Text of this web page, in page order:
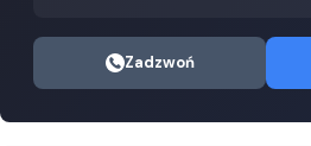
Zadzwoń